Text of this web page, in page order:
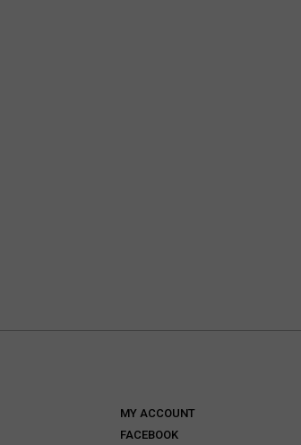
MY ACCOUNT
FACEBOOK